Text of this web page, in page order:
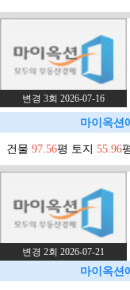
변경 3회 2026-07-16
마이옥션
건물 97.56평 토지 55.96
변경 2회 2026-07-21
마이옥션